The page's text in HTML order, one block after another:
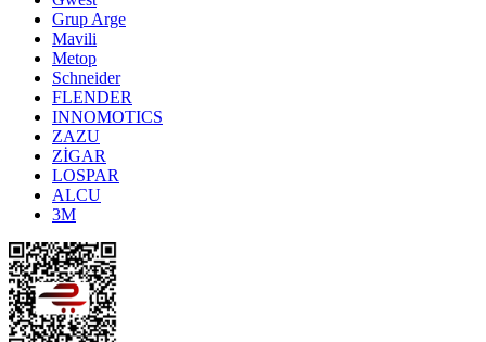
Grup Arge
Mavili
Metop
Schneider
FLENDER
INNOMOTICS
ZAZU
ZİGAR
LOSPAR
ALCU
3M